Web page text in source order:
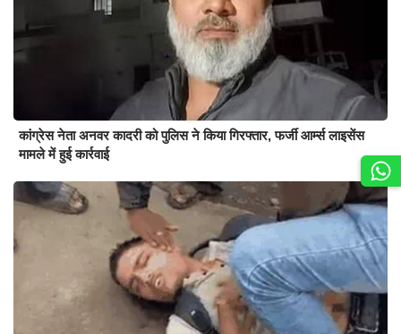
कांग्रेस नेता अनवर कादरी को पुलिस ने किया गिरफ्तार, फर्जी आर्म्स लाइसेंस
मामले में हुई कार्रवाई